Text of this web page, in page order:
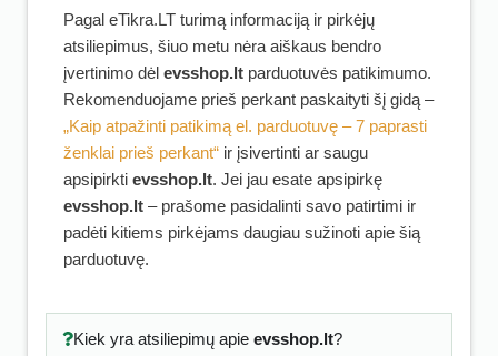
Pagal eTikra.LT turimą informaciją ir pirkėjų
atsiliepimus, šiuo metu nėra aiškaus bendro
įvertinimo dėl evsshop.lt parduotuvės patikimumo.
Rekomenduojame prieš perkant paskaityti šį gidą –
„Kaip atpažinti patikimą el. parduotuvę – 7 paprasti
ženklai prieš perkant“ ir įsivertinti ar saugu
apsipirkti evsshop.lt. Jei jau esate apsipirkę
evsshop.lt – prašome pasidalinti savo patirtimi ir
padėti kitiems pirkėjams daugiau sužinoti apie šią
parduotuvę.
Kiek yra atsiliepimų apie evsshop.lt?